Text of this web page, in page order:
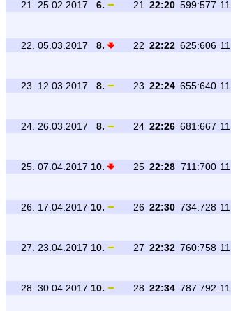
21. 25.02.2017 6. 21 22:20 599:577 11
22. 05.03.2017 8. 22 22:22 625:606 11
23. 12.03.2017 8. 23 22:24 655:640 11
24. 26.03.2017 8. 24 22:26 681:667 11
25. 07.04.2017 10. 25 22:28 711:700 11
26. 17.04.2017 10. 26 22:30 734:728 11
27. 23.04.2017 10. 27 22:32 760:758 11
28. 30.04.2017 10. 28 22:34 787:792 11